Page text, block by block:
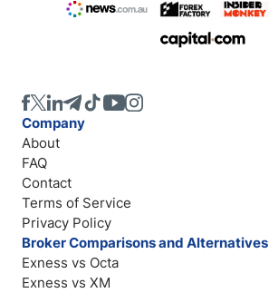
Company
About
FAQ
Contact
Terms of Service
Privacy Policy
Broker Comparisons and Alternatives
Exness vs Octa
Exness vs XM